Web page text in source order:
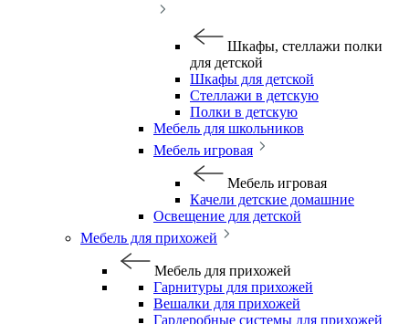
Шкафы, стеллажи полки
для детской
Шкафы для детской
Стеллажи в детскую
Полки в детскую
Мебель для школьников
Мебель игровая
Мебель игровая
Качели детские домашние
Освещение для детской
Мебель для прихожей
Мебель для прихожей
Гарнитуры для прихожей
Вешалки для прихожей
Гардеробные системы для прихожей